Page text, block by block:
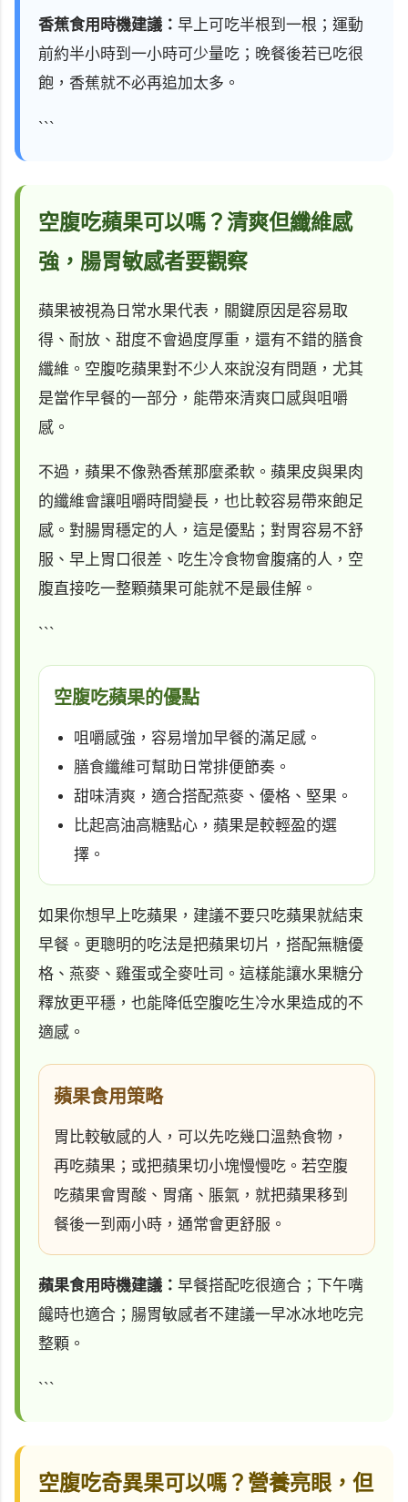
香蕉食用時機建議： 早上可吃半根到一根；運動
前約半小時到一小時可少量吃；晚餐後若已吃很
飽，香蕉就不必再追加太多。
```
空腹吃蘋果可以嗎？清爽但纖維感
強，腸胃敏感者要觀察
蘋果被視為日常水果代表，關鍵原因是容易取
得、耐放、甜度不會過度厚重，還有不錯的膳食
纖維。空腹吃蘋果對不少人來說沒有問題，尤其
是當作早餐的一部分，能帶來清爽口感與咀嚼
感。
不過，蘋果不像熟香蕉那麼柔軟。蘋果皮與果肉
的纖維會讓咀嚼時間變長，也比較容易帶來飽足
感。對腸胃穩定的人，這是優點；對胃容易不舒
服、早上胃口很差、吃生冷食物會腹痛的人，空
腹直接吃一整顆蘋果可能就不是最佳解。
```
空腹吃蘋果的優點
咀嚼感強，容易增加早餐的滿足感。
膳食纖維可幫助日常排便節奏。
甜味清爽，適合搭配燕麥、優格、堅果。
比起高油高糖點心，蘋果是較輕盈的選
擇。
如果你想早上吃蘋果，建議不要只吃蘋果就結束
早餐。更聰明的吃法是把蘋果切片，搭配無糖優
格、燕麥、雞蛋或全麥吐司。這樣能讓水果糖分
釋放更平穩，也能降低空腹吃生冷水果造成的不
適感。
蘋果食用策略
胃比較敏感的人，可以先吃幾口溫熱食物，
再吃蘋果；或把蘋果切小塊慢慢吃。若空腹
吃蘋果會胃酸、胃痛、脹氣，就把蘋果移到
餐後一到兩小時，通常會更舒服。
蘋果食用時機建議： 早餐搭配吃很適合；下午嘴
饞時也適合；腸胃敏感者不建議一早冰冰地吃完
整顆。
```
空腹吃奇異果可以嗎？營養亮眼，但